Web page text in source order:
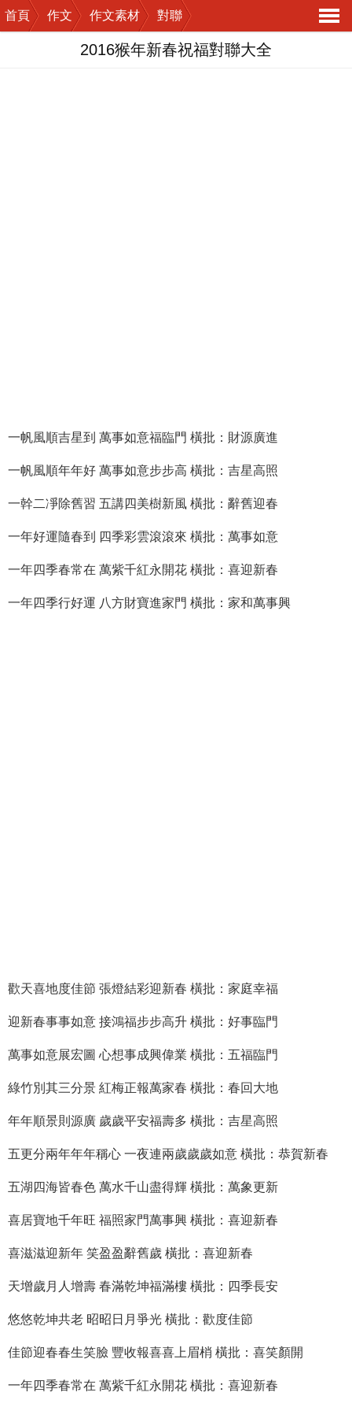
首頁 作文 作文素材
對聯
導
2016猴年新春祝福對聯大全
一帆風順吉星到 萬事如意福臨門 橫批：財源廣進
一帆風順年年好 萬事如意步步高 橫批：吉星高照
一幹二凈除舊習 五講四美樹新風 橫批：辭舊迎春
一年好運隨春到 四季彩雲滾滾來 橫批：萬事如意
一年四季春常在 萬紫千紅永開花 橫批：喜迎新春
一年四季行好運 八方財寶進家門 橫批：家和萬事興
歡天喜地度佳節 張燈結彩迎新春 橫批：家庭幸福
迎新春事事如意 接鴻福步步高升 橫批：好事臨門
萬事如意展宏圖 心想事成興偉業 橫批：五福臨門
綠竹別其三分景 紅梅正報萬家春 橫批：春回大地
年年順景則源廣 歲歲平安福壽多 橫批：吉星高照
五更分兩年年年稱心 一夜連兩歲歲歲如意 橫批：恭賀新春
五湖四海皆春色 萬水千山盡得輝 橫批：萬象更新
喜居寶地千年旺 福照家門萬事興 橫批：喜迎新春
喜滋滋迎新年 笑盈盈辭舊歲 橫批：喜迎新春
天增歲月人增壽 春滿乾坤福滿樓 橫批：四季長安
悠悠乾坤共老 昭昭日月爭光 橫批：歡度佳節
佳節迎春春生笑臉 豐收報喜喜上眉梢 橫批：喜笑顏開
一年四季春常在 萬紫千紅永開花 橫批：喜迎新春